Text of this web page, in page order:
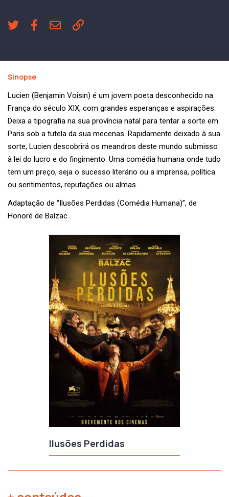
Ilusões Perdidas
Sinopse
Lucien (Benjamin Voisin) é um jovem poeta desconhecido na
França do século XIX, com grandes esperanças e aspirações.
Deixa a tipografia na sua província natal para tentar a sorte em
Paris sob a tutela da sua mecenas. Rapidamente deixado à sua
sorte, Lucien descobrirá os meandros deste mundo submisso
à lei do lucro e do fingimento. Uma comédia humana onde tudo
tem um preço, seja o sucesso literário ou a imprensa, política
ou sentimentos, reputações ou almas…
Adaptação de “Ilusões Perdidas (Comédia Humana)”, de
Honoré de Balzac.